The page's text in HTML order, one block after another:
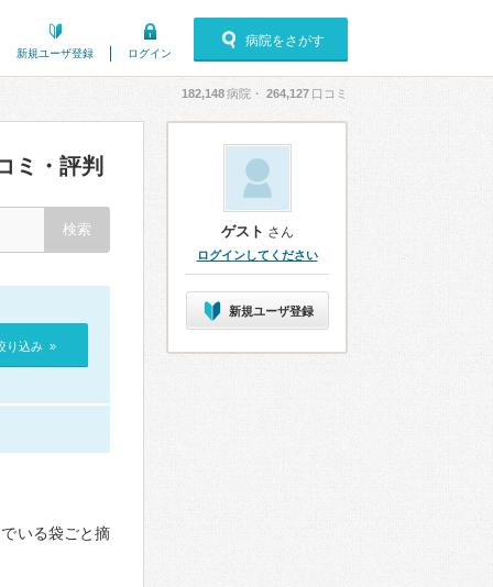
新規ユーザ登録 ログイン
病院をさがす
182,148病院・ 264,127 口コミ
ミ・評判
り込み »
いる袋ごと摘
ゲスト さん
ログインしてください
新規ユーザ登録